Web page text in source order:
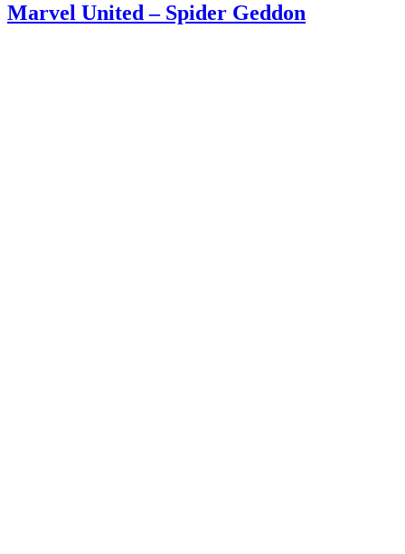
Marvel United – Spider Geddon